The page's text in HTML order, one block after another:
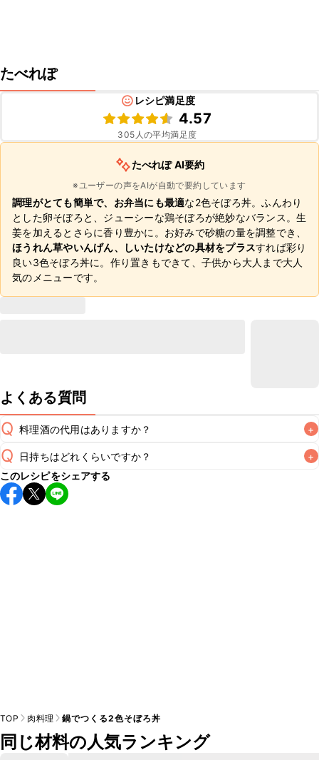
たべれぽ
レシピ満足度
4.57
305 人の平均満足度
たべれぽ AI要約
※ユーザーの声をAIが自動で要約しています
調理がとても簡単で、お弁当にも最適な2色そぼろ丼。ふんわり
とした卵そぼろと、ジューシーな鶏そぼろが絶妙なバランス。生
姜を加えるとさらに香り豊かに。お好みで砂糖の量を調整でき、
ほうれん草やいんげん、しいたけなどの具材をプラスすれば彩り
良い3色そぼろ丼に。作り置きもできて、子供から大人まで大人
気のメニューです。
よくある質問
Q 料理酒の代用はありますか？ +
A
Q 日持ちはどれくらいですか？ +
こちらのレシピは出来たてをお召し上がりいただくことをお
すすめします。
このレシピをシェアする
TOP 肉料理 鍋でつくる2色そぼろ丼
同じ材料の人気ランキング